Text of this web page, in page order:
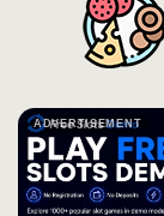
ADVERTISEMENT